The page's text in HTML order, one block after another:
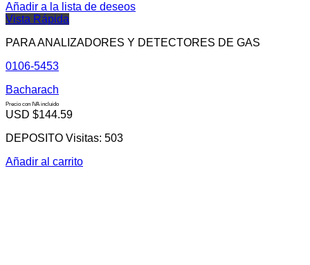
Añadir a la lista de deseos
Vista Rápida
PARA ANALIZADORES Y DETECTORES DE GAS
0106-5453
Bacharach
Precio con IVA incluido
USD $144.59
DEPOSITO Visitas: 503
Añadir al carrito